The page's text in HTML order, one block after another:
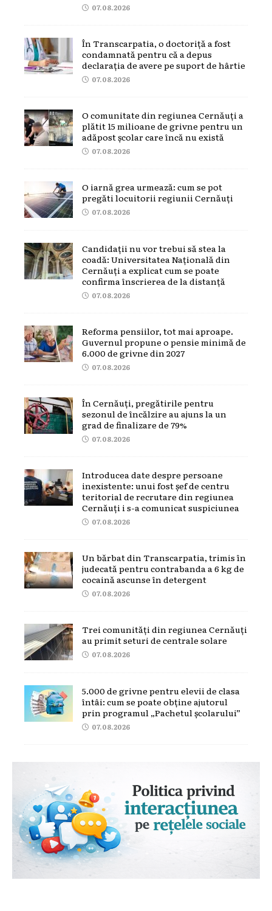
07.08.2026
În Transcarpatia, o doctoriță a fost
condamnată pentru că a depus
declarația de avere pe suport de hârtie
07.08.2026
O comunitate din regiunea Cernăuți a
plătit 15 milioane de grivne pentru un
adăpost școlar care încă nu există
07.08.2026
O iarnă grea urmează: cum se pot
pregăti locuitorii regiunii Cernăuți
07.08.2026
Candidații nu vor trebui să stea la
coadă: Universitatea Națională din
Cernăuți a explicat cum se poate
confirma înscrierea de la distanță
07.08.2026
Reforma pensiilor, tot mai aproape.
Guvernul propune o pensie minimă de
6.000 de grivne din 2027
07.08.2026
În Cernăuți, pregătirile pentru
sezonul de încălzire au ajuns la un
grad de finalizare de 79%
07.08.2026
Introducea date despre persoane
inexistente: unui fost șef de centru
teritorial de recrutare din regiunea
Cernăuți i s-a comunicat suspiciunea
07.08.2026
Un bărbat din Transcarpatia, trimis în
judecată pentru contrabanda a 6 kg de
cocaină ascunse în detergent
07.08.2026
Trei comunități din regiunea Cernăuți
au primit seturi de centrale solare
07.08.2026
5.000 de grivne pentru elevii de clasa
întâi: cum se poate obține ajutorul
prin programul „Pachetul școlarului”
07.08.2026